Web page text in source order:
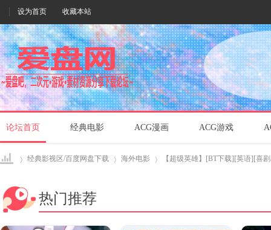
设为首页 收藏本站
论坛首页 经典电影 ACG漫画 ACG游戏
爱盘›
经典影视区/百度网盘下载
›
海外电影
›
【超级英雄】[BT下载][英语][喜
热门推荐